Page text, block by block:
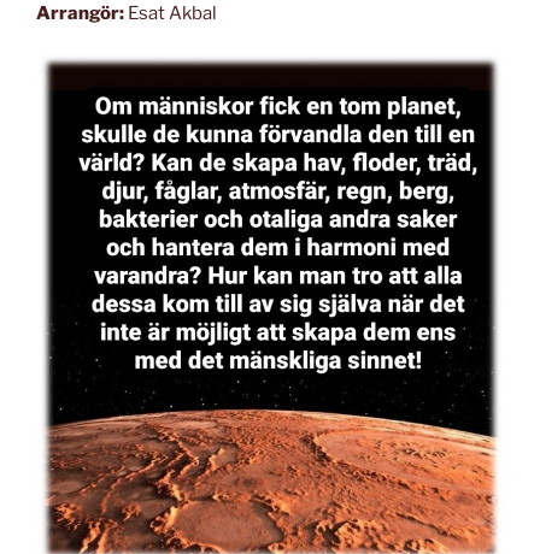
Arrangör: Esat Akbal